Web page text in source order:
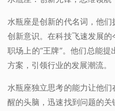
水瓶座是创新的代名词，他
创新意识。在科技飞速发展
职场上的“王牌”。他们总能
方案，引领行业的发展潮流。
水瓶座独立思考的能力让他
醒的头脑，迅速找到问题的